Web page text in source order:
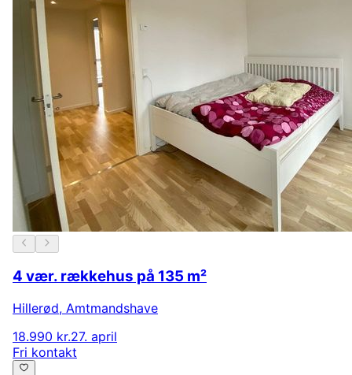
4 vær. rækkehus på 135 m²
Hillerød, Amtmandshave
18.990 kr.27. april
Fri kontakt